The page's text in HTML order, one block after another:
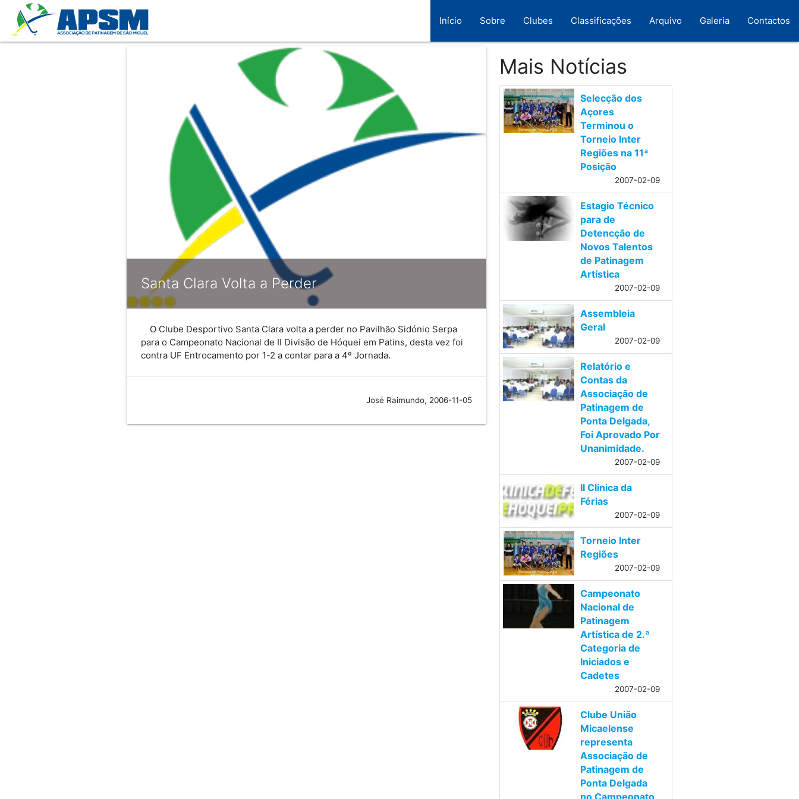
Início Sobre Clubes Classificações Arquivo Galeria Contactos
Santa Clara Volta a Perder
O Clube Desportivo Santa Clara volta a perder no Pavilhão Sidónio Serpa
para o Campeonato Nacional de II Divisão de Hóquei em Patins, desta vez foi
contra UF Entrocamento por 1-2 a contar para a 4º Jornada.
José Raimundo, 2006-11-05
Mais Notícias
Selecção dos
Açores
Terminou o
Torneio Inter
Regiões na 11ª
Posição
2007-02-09
Estagio Técnico
para de
Detencção de
Novos Talentos
de Patinagem
Artística
2007-02-09
Assembleia
Geral
2007-02-09
Relatório e
Contas da
Associação de
Patinagem de
Ponta Delgada,
Foi Aprovado Por
Unanimidade.
2007-02-09
II Clinica da
Férias
2007-02-09
Torneio Inter
Regiões
2007-02-09
Campeonato
Nacional de
Patinagem
Artística de 2.ª
Categoria de
Iniciados e
Cadetes
2007-02-09
Clube União
Micaelense
representa
Associação de
Patinagem de
Ponta Delgada